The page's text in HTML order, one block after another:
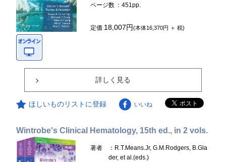
ページ数 ：451pp.
定価 18,007円(本体16,370円 ＋ 税)
詳しく見る
ほしいものリストに登録 いいね
Wintrobe's Clinical Hematology, 15th ed., in 2 vols.
著者
：R.T.Means.Jr, G.M.Rodgers, B.Gla
der, et al.(eds.)